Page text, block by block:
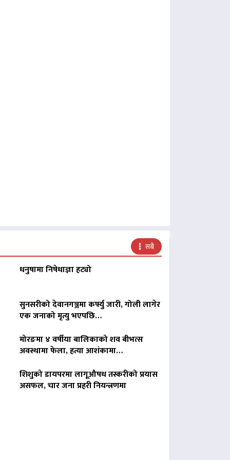
सबै
धनुषामा निषेधाज्ञा हट्यो
सुनसरीको देवानगञ्जमा कर्फ्यु जारी, गोली लागेर
एक जनाको मृत्यु भएपछि…
मोरङमा ४ वर्षीया बालिकाको शव बीभत्स
अवस्थामा फेला, हत्या आशंकामा…
शिशुको डायपरमा लागूऔषध तस्करीको प्रयास
असफल, चार जना प्रहरी नियन्त्रणमा